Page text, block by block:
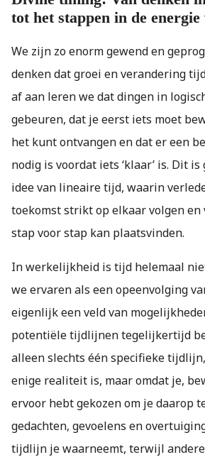
tot het stappen in de
We zijn zo enorm gewend en
denken dat groei en verandering
af aan leren we dat dingen in
gebeuren, dat je eerst iets moet
het kunt ontvangen en dat er een
nodig is voordat iets ‘klaar’ is. Dit
idee van lineaire tijd, waarin
toekomst strikt op elkaar volgen
stap voor stap kan plaatsvinden.
In werkelijkheid is tijd helemaal
we ervaren als een opeenvolging
eigenlijk een veld van
potentiële tijdlijnen tegelijkertijd
alleen slechts één specifieke
enige realiteit is, maar omdat je,
ervoor hebt gekozen om je daarop
gedachten, gevoelens en
tijdlijn je waarneemt, terwijl